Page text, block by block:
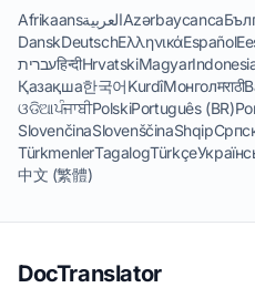
AfrikaansالعربيةAzərbaycanca
DanskDeutschΕλληνικάEspañol
עבריתहिन्दीHrvatskiMagyar
Қазақша한국어KurdîМонголमराठी
ଓଡିଆਪੰਜਾਬੀPolskiPortuguês (BR)
SlovenčinaSlovenščinaShqip
TürkmenlerTagalogTürkçe
中文 (繁體)
DocTranslator